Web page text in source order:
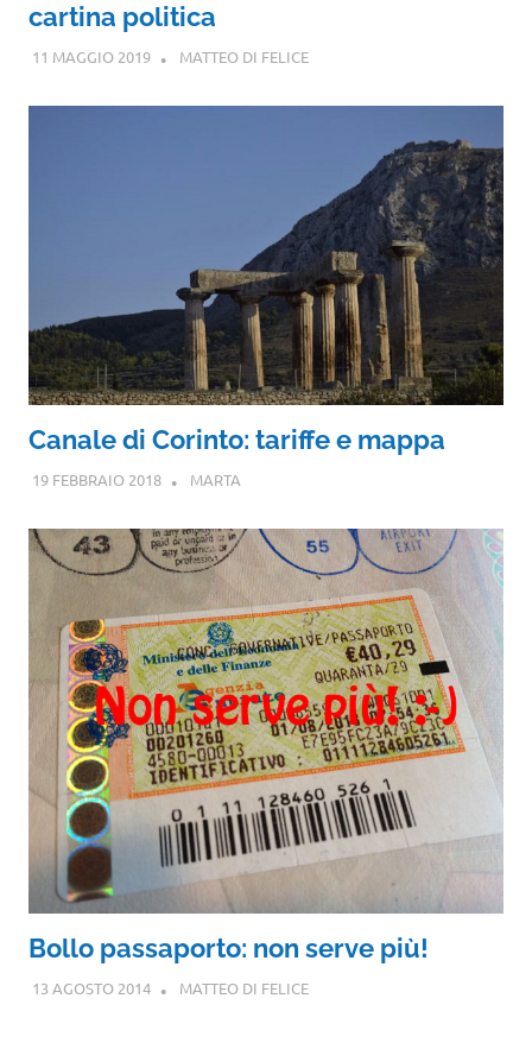
cartina politica
11 MAGGIO 2019 MATTEO DI FELICE
Canale di Corinto: tariffe e mappa
19 FEBBRAIO 2018 MARTA
Bollo passaporto: non serve più!
13 AGOSTO 2014 MATTEO DI FELICE